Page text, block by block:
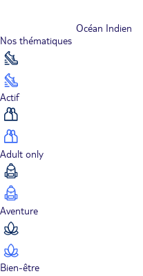
Océan Indien
Nos thématiques
Actif
Adult only
Aventure
Bien-être